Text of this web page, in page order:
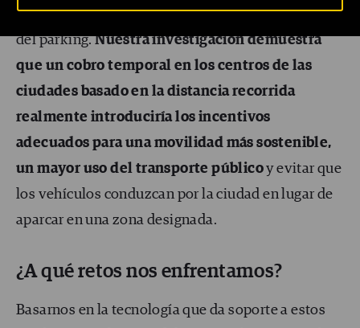
un vehículo circula en lugar de solo por la duración
del parking.Nuestra investigación demuestra
que un cobro temporal en los centros de las
ciudades basado en la distancia recorrida
realmente introduciría los incentivos
adecuados para una movilidad más sostenible,
un mayor uso del transporte públicoy evitar que
los vehículos conduzcan por la ciudad en lugar de
aparcar en una zona designada.
¿A qué retos nos enfrentamos?
Basarnos en la tecnología que da soporte a estos